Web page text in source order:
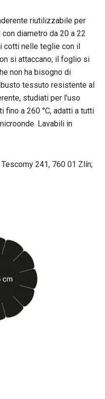
riutilizzabile per
diametro da 20 a 22
cotti nelle teglie con il
si attaccano; il foglio si
non ha bisogno di
tessuto resistente al
studiati per l’uso
fino a 260 °C, adatti a tutti
Lavabili in
Tescomy 241, 760 01 Zlín;